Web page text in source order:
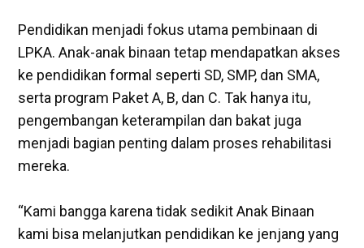
‎Pendidikan menjadi fokus utama pembinaan di
LPKA. Anak-anak binaan tetap mendapatkan akses
ke pendidikan formal seperti SD, SMP, dan SMA,
serta program Paket A, B, dan C. Tak hanya itu,
pengembangan keterampilan dan bakat juga
menjadi bagian penting dalam proses rehabilitasi
mereka.
“Kami bangga karena tidak sedikit Anak Binaan
kami bisa melanjutkan pendidikan ke jenjang yang